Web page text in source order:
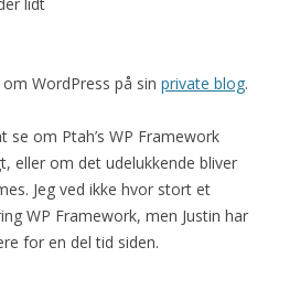
WordPress på sin private blog.
om Ptah’s WP Framework
eller om det udelukkende bliver
Jeg ved ikke hvor stort et
WP Framework, men Justin har
for en del tid siden.